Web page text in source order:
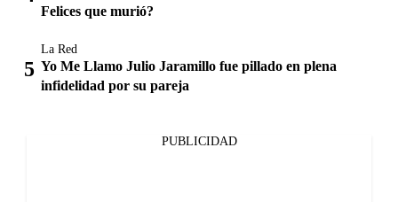
Felices que murió?
La Red
Yo Me Llamo Julio Jaramillo fue pillado en plena
infidelidad por su pareja
PUBLICIDAD